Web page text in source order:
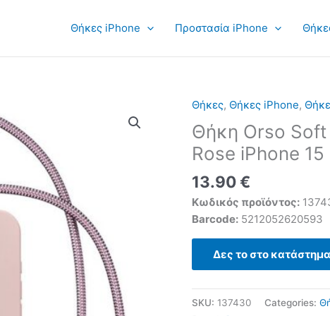
Θήκες iPhone Προστασία iPhone
Θήκες, Θήκες iPhone,
Θήκη Orso Soft
Rose iPhone
13.90€
Κωδικός προϊόντος:
Barcode: 5212052620593
Δες το στο κατάστημα
SKU: 137430 Categories: